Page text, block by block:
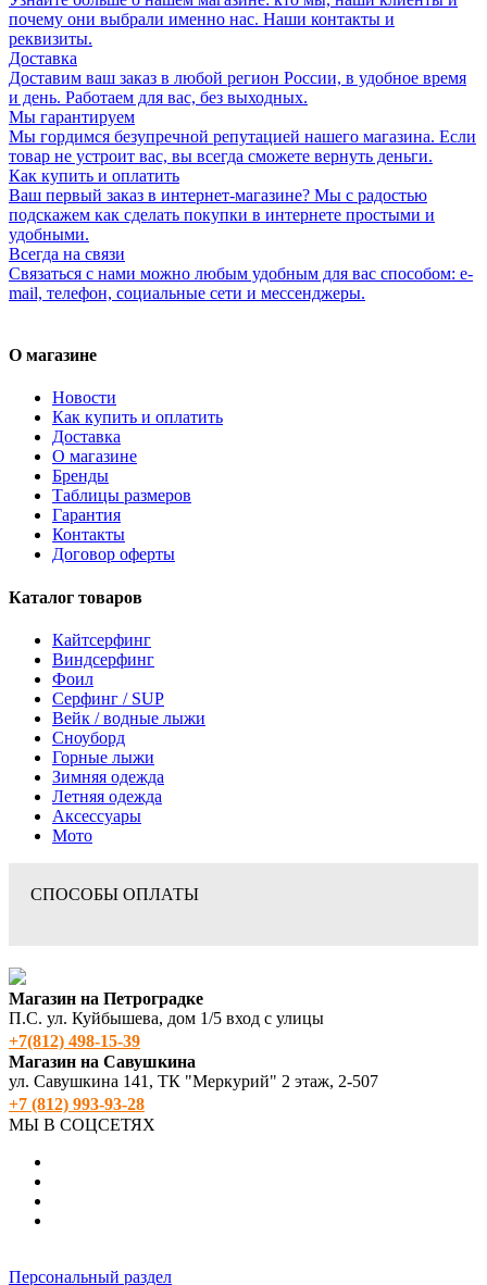
почему они выбрали именно нас. Наши контакты и
реквизиты.
Доставка
Доставим ваш заказ в любой регион России, в удобное время
и день. Работаем для вас, без выходных.
Мы гарантируем
Мы гордимся безупречной репутацией нашего магазина. Если
товар не устроит вас, вы всегда сможете вернуть деньги.
Как купить и оплатить
Ваш первый заказ в интернет-магазине? Мы с радостью
подскажем как сделать покупки в интернете простыми и
удобными.
Всегда на связи
Связаться с нами можно любым удобным для вас способом: e-
mail, телефон, социальные сети и мессенджеры.
О магазине
Новости
Как купить и оплатить
Доставка
О магазине
Бренды
Таблицы размеров
Гарантия
Контакты
Договор оферты
Каталог товаров
Кайтсерфинг
Виндсерфинг
Фоил
Серфинг / SUP
Вейк / водные лыжи
Сноуборд
Горные лыжи
Зимняя одежда
Летняя одежда
Аксессуары
Мото
СПОСОБЫ ОПЛАТЫ
Магазин на Петроградке
П.С. ул. Куйбышева, дом 1/5 вход с улицы
+7(812) 498‑15-39
Магазин на Савушкина
ул. Савушкина 141, ТК "Меркурий" 2 этаж, 2-507
+7 (812) 993-93-28
МЫ В СОЦСЕТЯХ
Персональный раздел